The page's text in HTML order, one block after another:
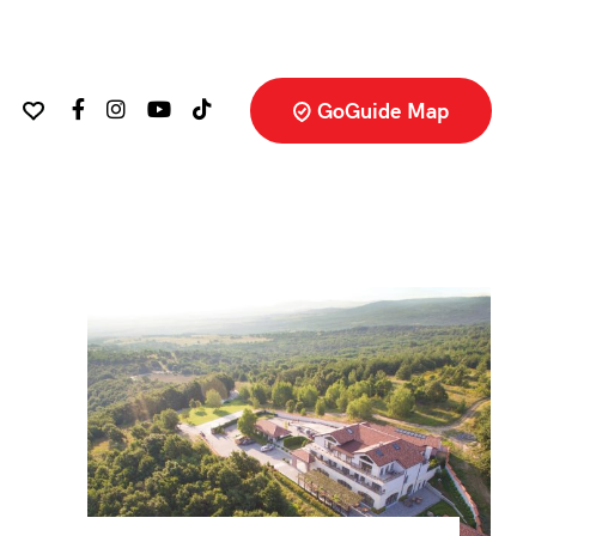
GoGuide Map